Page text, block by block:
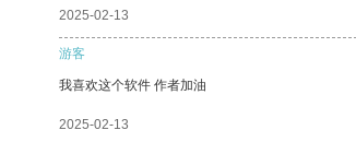
2025-02-13
游客
我喜欢这个软件 作者加油
2025-02-13